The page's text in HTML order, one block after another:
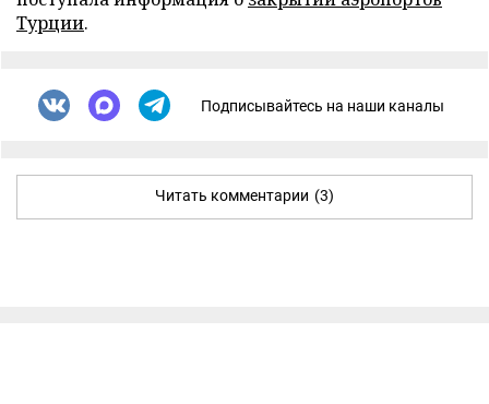
Турции.
Подписывайтесь на наши каналы
Читать комментарии (3)